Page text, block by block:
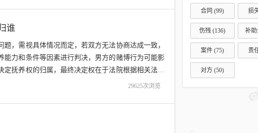
谁
，需视具体情况而定，若双方无法协商达成一致，
能力和条件等因素进行判决，男方的赌博行为可能影
定抚养权的归属，最终决定权在于法院根据相关法律
...
29625次浏览
合同 (99) 损
伤残 (136) 补
案件 (75) 责
对方 (50)